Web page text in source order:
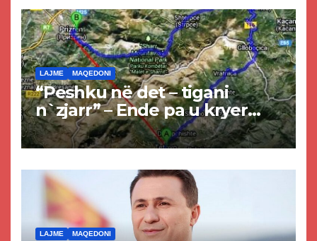
LAJME MAQEDONI
“Peshku në det – tigani
n`zjarr” – Ende pa u kryer
projekti i tunelit, komuna e
Tetovës nis punimet për
LAJME MAQEDONI